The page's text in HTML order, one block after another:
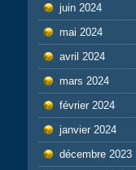
juin 2024
mai 2024
avril 2024
mars 2024
février 2024
janvier 2024
décembre 2023